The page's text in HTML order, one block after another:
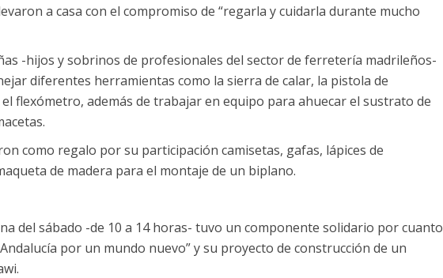
a casa con el compromiso de “regarla y cuidarla durante mucho
-hijos y sobrinos de profesionales del sector de ferretería madrileños-
diferentes herramientas como la sierra de calar, la pistola de
flexómetro, además de trabajar en equipo para ahuecar el sustrato de
como regalo por su participación camisetas, gafas, lápices de
de madera para el montaje de un biplano.
del sábado -de 10 a 14 horas- tuvo un componente solidario por cuanto
por un mundo nuevo” y su proyecto de construcción de un